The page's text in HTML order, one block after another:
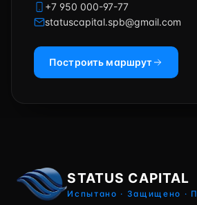
+7 950 000-97-77
statuscapital.spb@gmail.com
Построить маршрут
STATUS CAPITAL
Испытано · Защищено ·